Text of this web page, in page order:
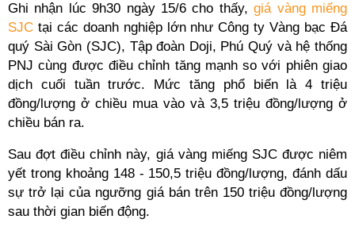
Ghi nhận lúc 9h30 ngày 15/6 cho thấy, giá vàng miếng
SJC tại các doanh nghiệp lớn như Công ty Vàng bạc Đá
quý Sài Gòn (SJC), Tập đoàn Doji, Phú Quý và hệ thống
PNJ cùng được điều chỉnh tăng mạnh so với phiên giao
dịch cuối tuần trước. Mức tăng phổ biến là 4 triệu
đồng/lượng ở chiều mua vào và 3,5 triệu đồng/lượng ở
chiều bán ra.
Sau đợt điều chỉnh này, giá vàng miếng SJC được niêm
yết trong khoảng 148 - 150,5 triệu đồng/lượng, đánh dấu
sự trở lại của ngưỡng giá bán trên 150 triệu đồng/lượng
sau thời gian biến động.